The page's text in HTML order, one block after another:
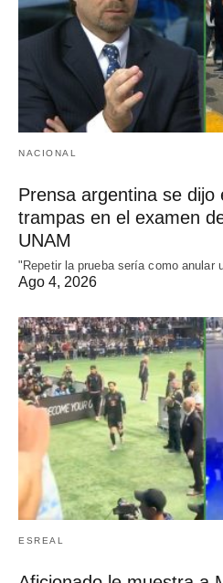
NACIONAL
Prensa argentina se dijo
trampas en el examen
UNAM
"Repetir la prueba sería como anular
Ago 4, 2026
ESREAL